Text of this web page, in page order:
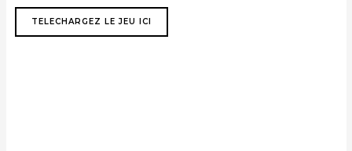
TELECHARGEZ LE JEU ICI